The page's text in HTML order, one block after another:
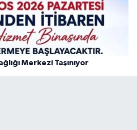
Merkezi Taşınıyor